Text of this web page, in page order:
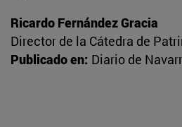
Ricardo Fernández Gracia
Director de la Cátedra de
Publicado en: Diario de